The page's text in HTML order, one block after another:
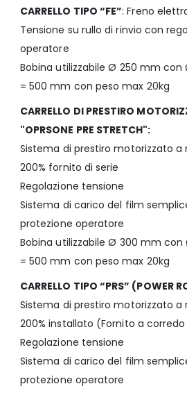
CARRELLO TIPO “FE”: Freno
Tensione su rullo di rinvio con
operatore
Bobina utilizzabile Ø 250 mm
= 500 mm con peso max 20kg
CARRELLO DI PRESTIRO
"OPRSONE PRE STRETCH":
Sistema di prestiro motorizzato a
200% fornito di serie
Regolazione tensione
Sistema di carico del film
protezione operatore
Bobina utilizzabile Ø 300 mm
= 500 mm con peso max 20kg
CARRELLO TIPO “PRS” (POWER
Sistema di prestiro motorizzato a
200% installato (Fornito a corredo
Regolazione tensione
Sistema di carico del film
protezione operatore